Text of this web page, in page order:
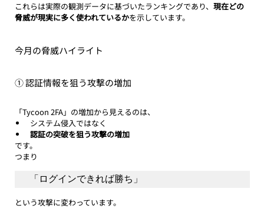
これらは実際の観測データに基づいたランキングであり、 現在どの
脅威が現実に多く使われているかを示しています。
今月の脅威ハイライト
① 認証情報を狙う攻撃の増加
「Tycoon 2FA」の増加から見えるのは、
システム侵入ではなく
認証の突破を狙う攻撃の増加
です。
つまり
「ログインできれば勝ち」
という攻撃に変わっています。